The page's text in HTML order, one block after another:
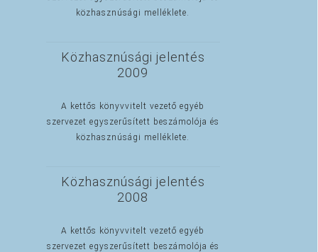
közhasznúsági melléklete.
Közhasznúsági jelentés
2009
A kettős könyvvitelt vezető egyéb
szervezet egyszerűsített beszámolója és
közhasznúsági melléklete.
Közhasznúsági jelentés
2008
A kettős könyvvitelt vezető egyéb
szervezet egyszerűsített beszámolója és